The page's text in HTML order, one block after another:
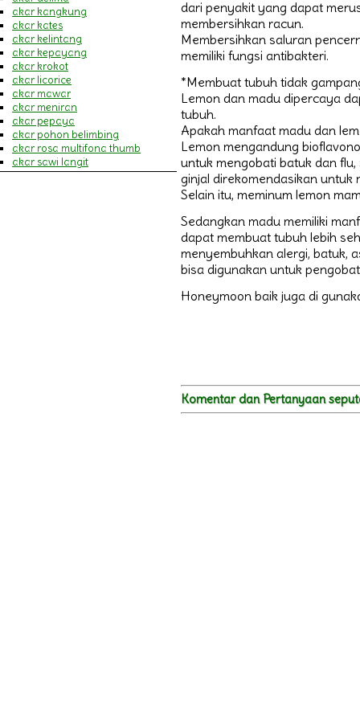
Sakit Gigi dan Sariawan
Sakit Kepala
Spirulina (13)
Sulit Tidur (20)
Tipes (8)
Zaitun (37)
Aneka sabun
akar kangkung
akar kates
akar kelintang
akar kepayang
akar krokot
akar licorice
akar mawar
akar meniran
akar pepaya
akar pohon belimbing
akar rosa multifona thumb
akar sawi langit
akar wangi
dari penyakit yang dapat
membersihkan racun.
Membersihkan saluran
memiliki fungsi antibakteri.
*Membuat tubuh tidak
Lemon dan madu dipercaya
tubuh.
Apakah manfaat madu dan
Lemon mengandung
untuk mengobati batuk dan
ginjal direkomendasikan untuk
Selain itu, meminum lemon
Sedangkan madu memiliki
dapat membuat tubuh lebih
menyembuhkan alergi, batuk,
bisa digunakan untuk
Honeymoon baik juga di
Komentar dan Pertanyaan